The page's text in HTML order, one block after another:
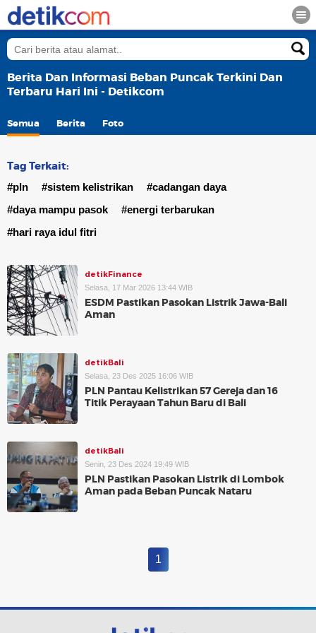
Berita Dan Informasi Beban Puncak Terkini Dan
Terbaru Hari Ini - Detikcom
Semua Berita Foto
Tag Terkait:
#pln #sistem kelistrikan
#cadangan daya
#daya mampu pasok
#energi terbarukan
#hari raya idul fitri
detikFinance
Selasa, 17 Mar 2026 13:44 WIB
ESDM Pastikan Pasokan Listrik Jawa-Bali
Aman
detikBali
Selasa, 23 Des 2025 16:06 WIB
PLN Pantau Kelistrikan 57 Gereja dan 16
Titik Perayaan Tahun Baru di Bali
detikBali
Senin, 23 Des 2024 19:49 WIB
PLN Pastikan Pasokan Listrik di Lombok
Aman pada Beban Puncak Nataru
1